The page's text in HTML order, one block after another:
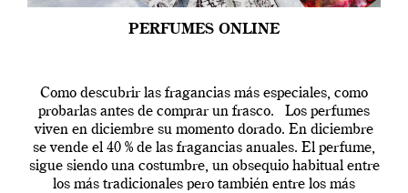
PERFUMES ONLINE
Como descubrir las fragancias más especiales, como
probarlas antes de comprar un frasco. Los perfumes
viven en diciembre su momento dorado. En diciembre
se vende el 40 % de las fragancias anuales. El perfume,
sigue siendo una costumbre, un obsequio habitual entre
los más tradicionales pero también entre los más